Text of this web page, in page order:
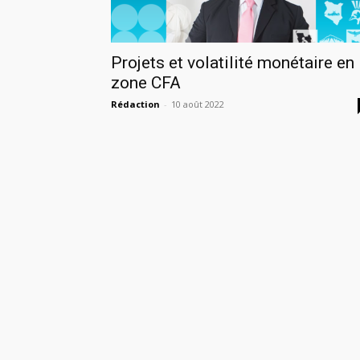
Projets et volatilité monétaire en
zone CFA
Rédaction - 10 août 2022